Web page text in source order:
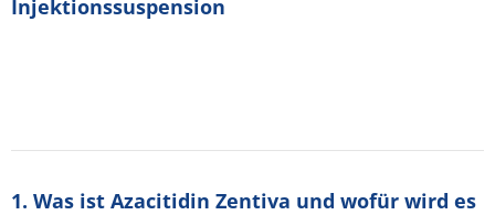
Injektionssuspension
1. Was ist Azacitidin Zentiva und wofür wird es